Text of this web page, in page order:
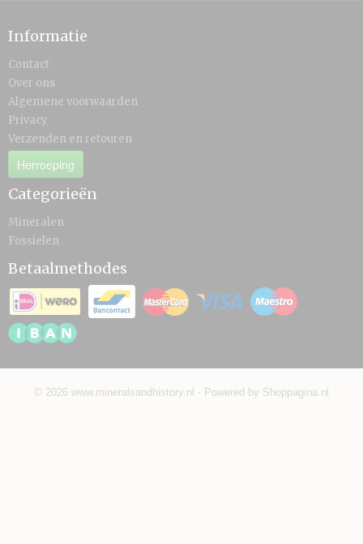
Informatie
Contact
Over ons
Algemene voorwaarden
Privacy
Verzenden en retouren
Herroeping
Categorieën
Mineralen
Fossielen
Betaalmethodes
© 2026 www.mineralsandhistory.nl - Powered by Shoppagina.nl